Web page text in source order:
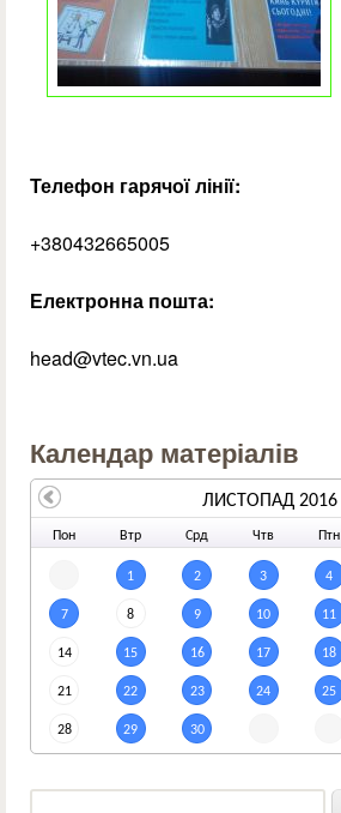
Телефон гарячої лінії:
+380432665005
Електронна пошта:
head@vtec.vn.ua
Календар матеріалів
Пон Втр Срд Чтв Птн
1 2 3 4
7 8 9 10 11
14 15 16 17 18
21 22 23 24 25
28 29 30
ЛИСТОПАД 2016